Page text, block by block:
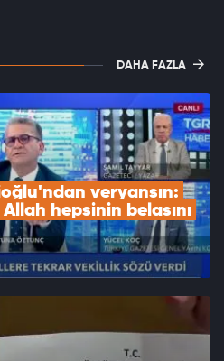
DAHA FAZLA
veryansın:
hepsinin belasını